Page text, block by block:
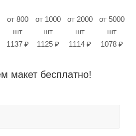
от 800
шт
1137 ₽
от 1000
шт
1125 ₽
от 2000
шт
1114 ₽
от 5000
шт
1078 ₽
макет бесплатно!